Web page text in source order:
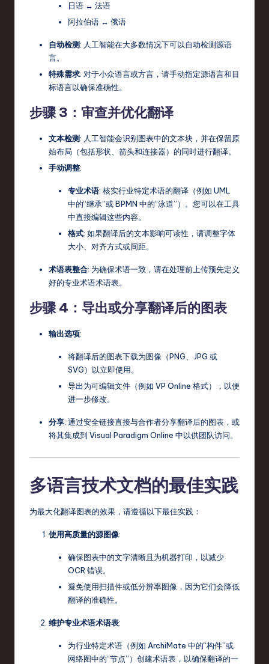
日语 ↔ 法语
阿拉伯语 ↔ 俄语
自动检测: 人工智能在大多数情况下可以自动检测源语
言。
特殊需求: 对于小众语言或方言，请手动指定源语言和目
标语言以确保准确性。
步骤 3：审查并优化翻译
文本检测: 人工智能会识别图表中的文本块，并在保留原
始布局（包括形状、箭头和连接器）的同时进行翻译。
手动调整:
专业术语: 核实行业特定术语的翻译（例如 UML
中的“继承”或 BPMN 中的“泳道”）。您可以在工具
中直接编辑这些内容。
格式: 如果翻译后的文本影响可读性，请调整字体
大小、对齐方式或间距。
术语表整合: 为确保术语一致，请在处理前上传预先定义
好的专业术语术语表。
步骤 4：导出或分享翻译后的图表
输出选项:
将翻译后的图表下载为图像（PNG、JPG 或
SVG）以立即使用。
导出为可编辑文件（例如 VP Online 格式），以便
进一步修改。
分享: 通过安全链接直接与合作者分享翻译后的图表，或
将其集成到 Visual Paradigm Online 中以供团队访问。
多语言技术文档的最佳实践
为最大化翻译图表的效果，请遵循以下最佳实践：
使用高质量的源图像:
确保图表中的文字清晰且为机器打印，以减少
OCR 错误。
避免使用扫描件或低分辨率图像，因为它们会降低
翻译的准确性。
维护专业术语术语表:
为行业特定术语（例如 ArchiMate 中的“构件”或
网络图中的“节点”）创建术语表，以确保翻译的一